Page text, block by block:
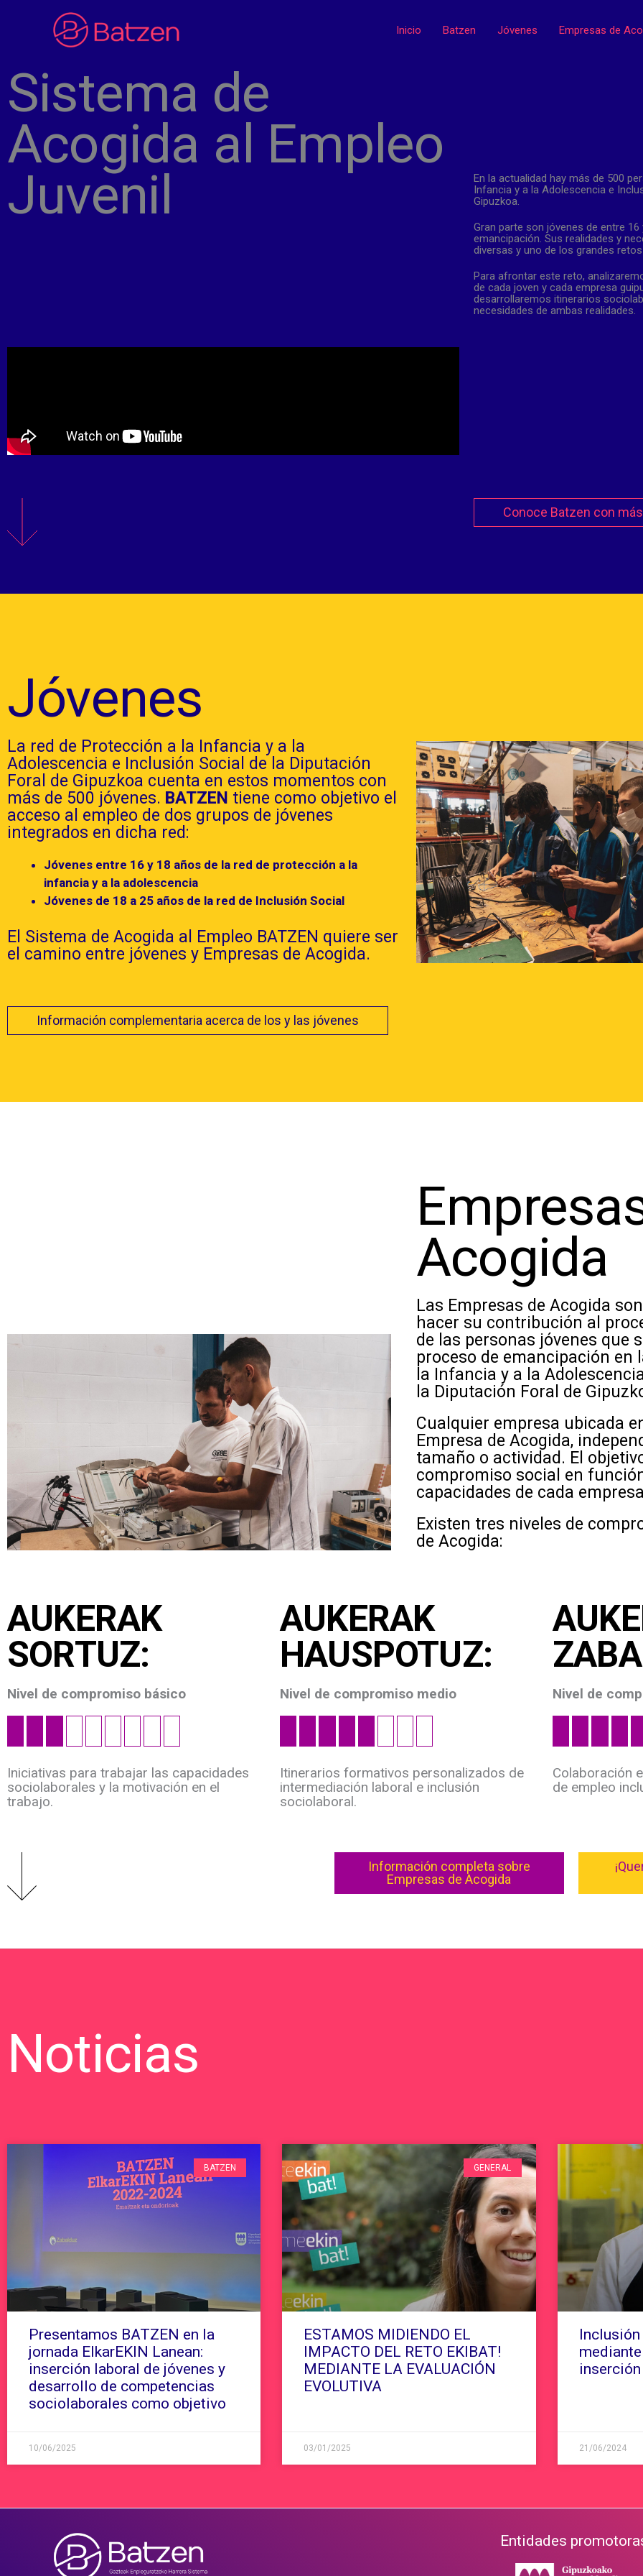
Inicio Batzen Jóvenes Empresas de
Sistema de
Acogida al Empleo
Juvenil
En la actualidad hay más de 500
Infancia y a la Adolescencia e
Gipuzkoa.
Gran parte son jóvenes de entre
emancipación. Sus realidades y
diversas y uno de los grandes
Para afrontar este reto,
de cada joven y cada empresa
desarrollaremos itinerarios
necesidades de ambas realidades.
Conoce Batzen con
Jóvenes
La red de Protección a la Infancia y a la
Adolescencia e Inclusión Social de la Diputación
Foral de Gipuzkoa cuenta en estos momentos con
más de 500 jóvenes. BATZEN tiene como objetivo el
acceso al empleo de dos grupos de jóvenes
integrados en dicha red:
Jóvenes entre 16 y 18 años de la red de protección a la
infancia y a la adolescencia
Jóvenes de 18 a 25 años de la red de Inclusión Social
El Sistema de Acogida al Empleo BATZEN quiere ser
el camino entre jóvenes y Empresas de Acogida.
Información complementaria acerca de los y las jóvenes
Acogida
Las Empresas de Acogida
hacer su contribución al
de las personas jóvenes que
proceso de emancipación en
la Infancia y a la
la Diputación Foral de
Cualquier empresa ubicada
Empresa de Acogida,
tamaño o actividad. El
compromiso social en
capacidades de cada
Existen tres niveles de
de Acogida:
AUKERAK
SORTUZ:
Nivel de compromiso básico
Iniciativas para trabajar las capacidades
sociolaborales y la motivación en el
trabajo.
AUKERAK
HAUSPOTUZ:
Nivel de compromiso medio
Itinerarios formativos personalizados de
intermediación laboral e inclusión
sociolaboral.
Nivel de
Colaboración
de empleo
Información completa sobre
Empresas de Acogida
Noticias
BATZEN
Presentamos BATZEN en la
jornada ElkarEKIN Lanean:
inserción laboral de jóvenes y
desarrollo de competencias
sociolaborales como objetivo
10/06/2025
GENERAL
ESTAMOS MIDIENDO EL
IMPACTO DEL RETO EKIBAT!
MEDIANTE LA EVALUACIÓN
EVOLUTIVA
03/01/2025
inserción
21/06/2024
Entidades